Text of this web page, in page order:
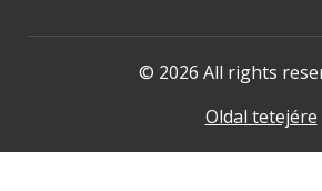
© 2026 All rights
Oldal tetejére